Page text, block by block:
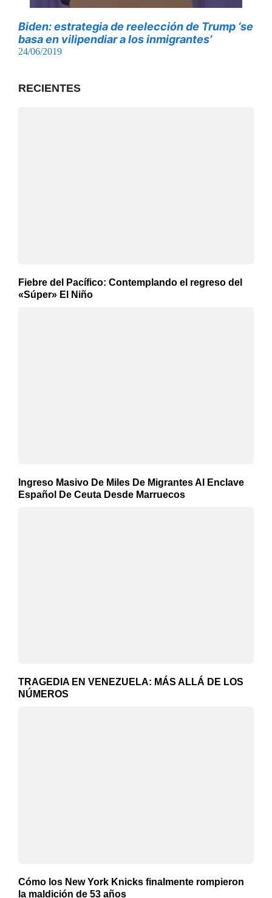
Biden: estrategia de reelección de Trump ‘se
basa en vilipendiar a los inmigrantes’
24/06/2019
RECIENTES
Fiebre del Pacífico: Contemplando el regreso del
«Súper» El Niño
Ingreso Masivo De Miles De Migrantes Al Enclave
Español De Ceuta Desde Marruecos
TRAGEDIA EN VENEZUELA: MÁS ALLÁ DE LOS
NÚMEROS
Cómo los New York Knicks finalmente rompieron
la maldición de 53 años